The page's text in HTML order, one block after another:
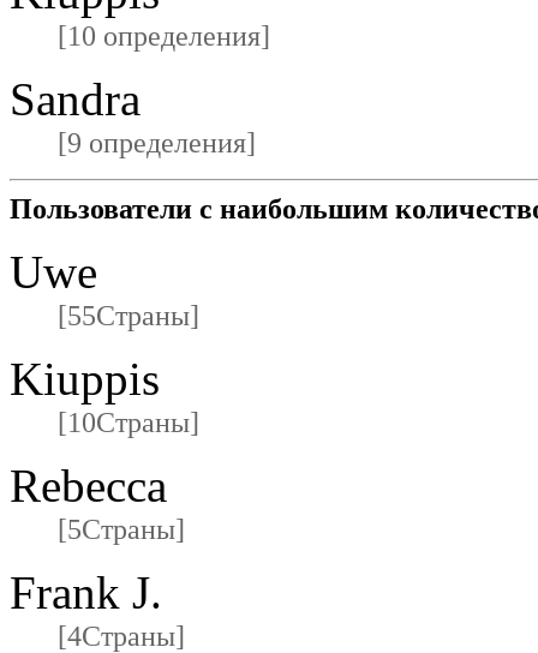
[10 определения]
Sandra
[9 определения]
Пользователи с наибольшим
Uwe
[55Страны]
Kiuppis
[10Страны]
Rebecca
[5Страны]
Frank J.
[4Страны]